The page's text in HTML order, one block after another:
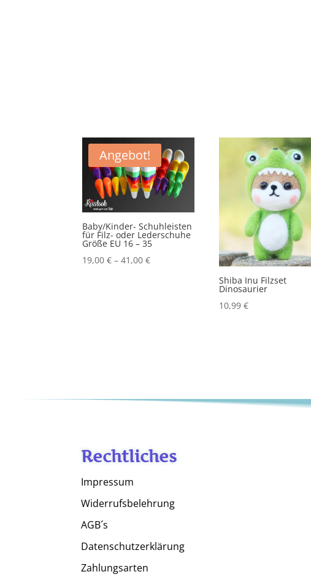
Angebot!
Baby/Kinder- Schuhleisten
für Filz- oder Lederschuhe
Größe EU 16 – 35
19,00€ –41,00€
Shiba Inu Filzset
Dinosaurier
10,99€
Rechtliches
Impressum
Widerrufsbelehrung
AGB´s
Datenschutzerklärung
Zahlungsarten